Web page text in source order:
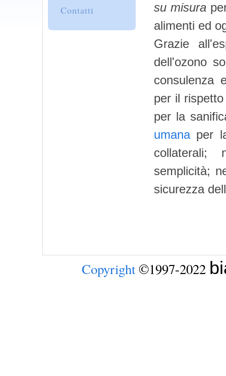
Contatti
su misura
alimenti ed
Grazie
dell'ozono
consulenza
per il
per la
umanaper
semplicità;
sicurezza
Copyright©1997-2022